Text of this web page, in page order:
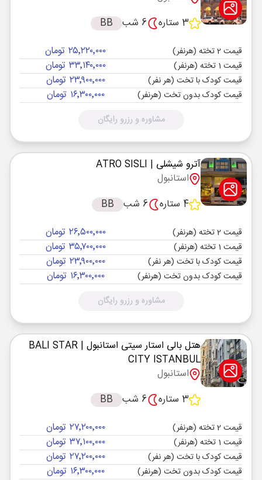
3 ستاره
6 شب BB
قیمت 2 تخته (هرنفر) ۲۵٬۲۲۰٬۰۰۰ تومان
قیمت 1 تخته (هرنفر) ۳۳٬۱۴۰٬۰۰۰ تومان
قیمت کودک با تخت (هر نفر) ۲۳٬۹۰۰٬۰۰۰ تومان
قیمت کودک بدون تخت (هرنفر) ۱۶٬۳۰۰٬۰۰۰ تومان
مشاوره و رزرو رایگان
آترو شیشلی | ATRO SISLI
استانبول
4 ستاره
6 شب BB
قیمت 2 تخته (هرنفر) ۲۶٬۵۰۰٬۰۰۰ تومان
قیمت 1 تخته (هرنفر) ۳۵٬۷۰۰٬۰۰۰ تومان
قیمت کودک با تخت (هر نفر) ۲۳٬۹۰۰٬۰۰۰ تومان
قیمت کودک بدون تخت (هرنفر) ۱۶٬۳۰۰٬۰۰۰ تومان
مشاوره و رزرو رایگان
هتل بالی استار سیتی استانبول | BALI STAR
CITY ISTANBUL
استانبول
3 ستاره
6 شب BB
قیمت 2 تخته (هرنفر) ۲۷٬۲۰۰٬۰۰۰ تومان
قیمت 1 تخته (هرنفر) ۳۷٬۱۰۰٬۰۰۰ تومان
قیمت کودک با تخت (هر نفر) ۲۷٬۲۰۰٬۰۰۰ تومان
قیمت کودک بدون تخت (هرنفر) ۱۶٬۳۰۰٬۰۰۰ تومان